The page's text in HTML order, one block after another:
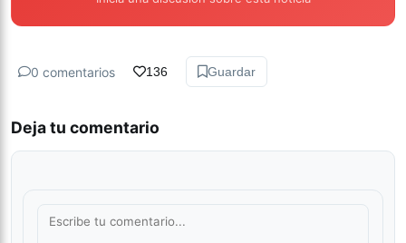
0 comentarios 136 Guardar
Deja tu comentario